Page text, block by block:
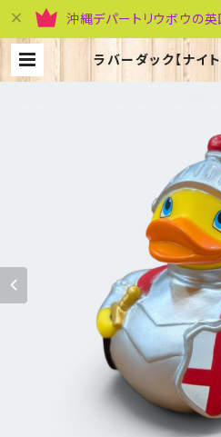
沖縄デパートリウボウの
ラバーダック【ナイ
騎士～】Elgate